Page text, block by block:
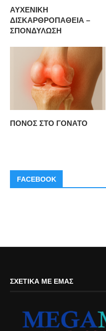
ΑΥΧΕΝΙΚΗ
ΔΙΣΚΑΡΘΡΟΠΑΘΕΙΑ –
ΣΠΟΝΔΥΛΩΣΗ
ΠΟΝΟΣ ΣΤΟ ΓΟΝΑΤΟ
FACEBOOK
ΣΧΕΤΙΚΆ ΜΕ ΕΜΆΣ